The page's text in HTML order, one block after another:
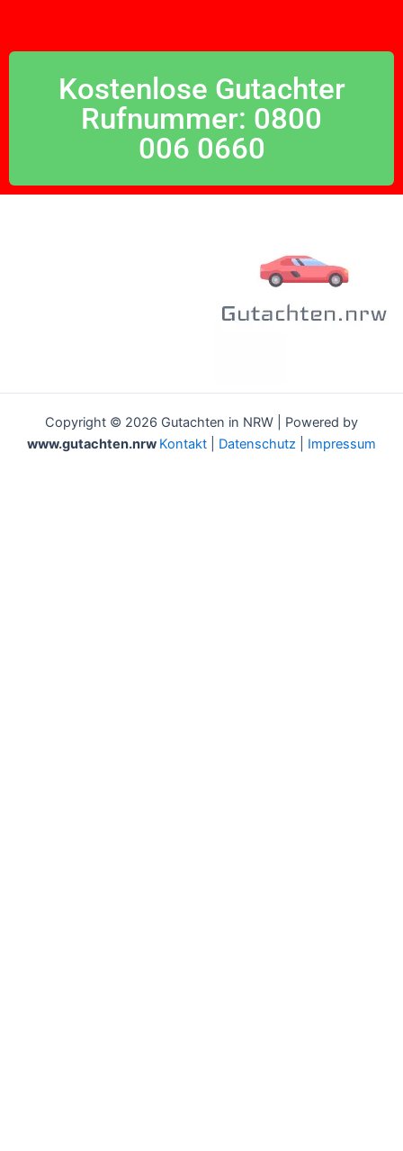
Kostenlose Gutachter
Rufnummer: 0800
006 0660
Copyright © 2026 Gutachten in NRW | Powered by
www.gutachten.nrw Kontakt Datenschutz Impressum